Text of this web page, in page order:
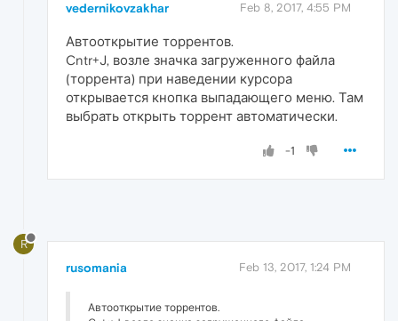
vedernikovzakhar Feb 8, 2017, 4:55 PM
Автооткрытие торрентов.
Cntr+J, возле значка загруженного файла
(торрента) при наведении курсора
открывается кнопка выпадающего меню. Там
выбрать открыть торрент автоматически.
-1
R
rusomania Feb 13, 2017, 1:24 PM
Автооткрытие торрентов.